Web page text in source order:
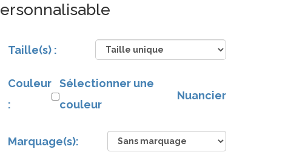
Taille(s) :
Couleur
:
Sélectionner une
couleur
Nuancier
Marquage(s):